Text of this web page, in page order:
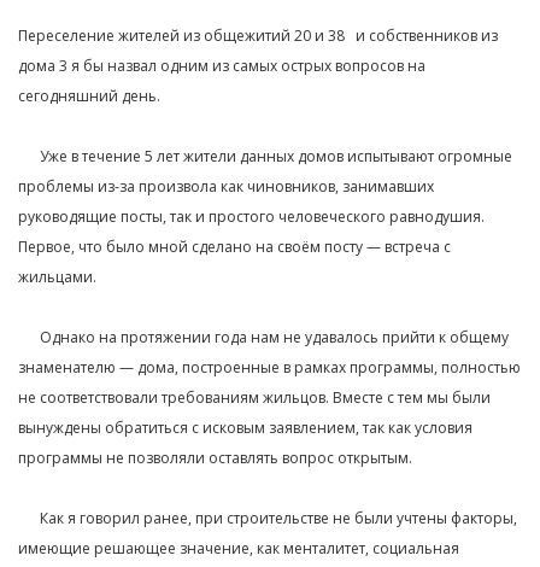
Переселение жителей из общежитий 20 и 38⠀и собственников из
дома 3 я бы назвал одним из самых острых вопросов на
сегодняшний день.⁣⁣⠀
⠀⠀Уже в течение 5 лет жители данных домов испытывают огромные
проблемы из-за произвола как чиновников, занимавших
руководящие посты, так и простого человеческого равнодушия. ⁣⁣⠀
Первое, что было мной сделано на своём посту — встреча с
жильцами. ⁣⁣⠀
⠀⠀Однако на протяжении года нам не удавалось прийти к общему
знаменателю — дома, построенные в рамках программы, полностью
не соответствовали требованиям жильцов. Вместе с тем мы были
вынуждены обратиться с исковым заявлением, так как условия
программы не позволяли оставлять вопрос открытым.⁣⁣⠀
⠀⠀Как я говорил ранее, при строительстве не были учтены факторы,
имеющие решающее значение, как менталитет, социальная